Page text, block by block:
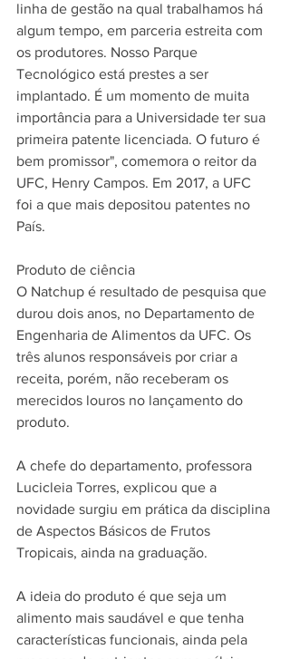
linha de gestão na qual trabalhamos há
algum tempo, em parceria estreita com
os produtores. Nosso Parque
Tecnológico está prestes a ser
implantado. É um momento de muita
importância para a Universidade ter sua
primeira patente licenciada. O futuro é
bem promissor", comemora o reitor da
UFC, Henry Campos. Em 2017, a UFC
foi a que mais depositou patentes no
País.
Produto de ciência
O Natchup é resultado de pesquisa que
durou dois anos, no Departamento de
Engenharia de Alimentos da UFC. Os
três alunos responsáveis por criar a
receita, porém, não receberam os
merecidos louros no lançamento do
produto.
A chefe do departamento, professora
Lucicleia Torres, explicou que a
novidade surgiu em prática da disciplina
de Aspectos Básicos de Frutos
Tropicais, ainda na graduação.
A ideia do produto é que seja um
alimento mais saudável e que tenha
características funcionais, ainda pela